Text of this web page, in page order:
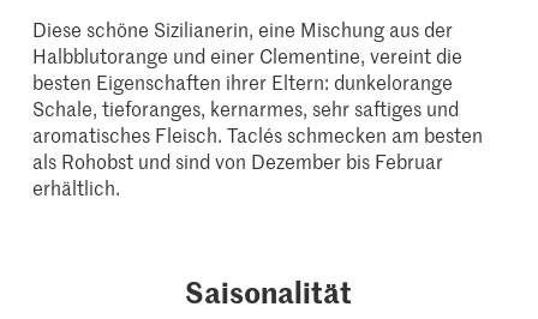
Diese schöne Sizilianerin, eine Mischung aus der
Halbblutorange und einer Clementine, vereint die
besten Eigenschaften ihrer Eltern: dunkelorange
Schale, tieforanges, kernarmes, sehr saftiges und
aromatisches Fleisch. Taclés schmecken am besten
als Rohobst und sind von Dezember bis Februar
erhältlich.
Saisonalität